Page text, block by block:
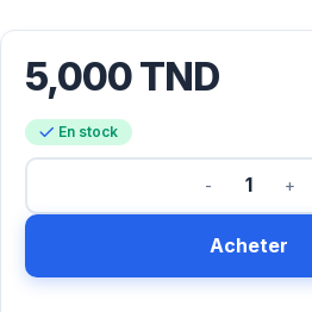
5,000TND
En stock
Acheter